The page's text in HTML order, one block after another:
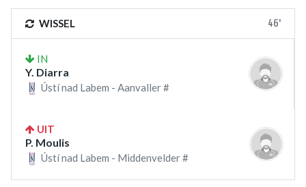
WISSEL 46'
IN
Y. Diarra
Ústí nad Labem - Aanvaller #
UIT
P. Moulis
Ústí nad Labem - Middenvelder #